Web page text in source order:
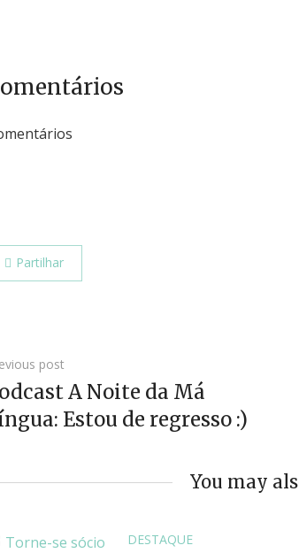
Partilhar
post
A Noite da Má
Estou de regresso :)
You may
DESTAQUE